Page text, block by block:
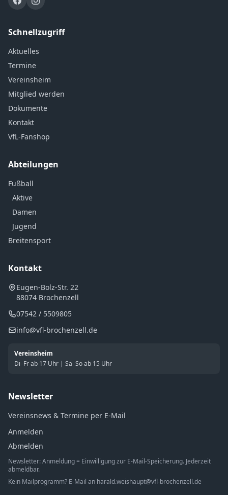
Schnellzugriff
Aktuelles
Termine
Vereinsheim
Mitglied werden
Dokumente
Kontakt
VfL-Fanshop
Abteilungen
Fußball
Aktive
Damen
Jugend
Breitensport
Kontakt
Eugen-Bolz-Str. 22
88074 Brochenzell
07542 / 5509805
info@vfl-brochenzell.de
Vereinsheim
Di–Fr ab 17 Uhr | Sa–So ab 15 Uhr
Newsletter
Vereinsnews & Termine per E-Mail
Anmelden
Abmelden
Newsletter: Anmeldung = Einwilligung zur E-Mail-Speicherung. Jederzeit
abmeldbar.
Kein Mailprogramm? E-Mail an harald.weishaupt@vfl-brochenzell.de